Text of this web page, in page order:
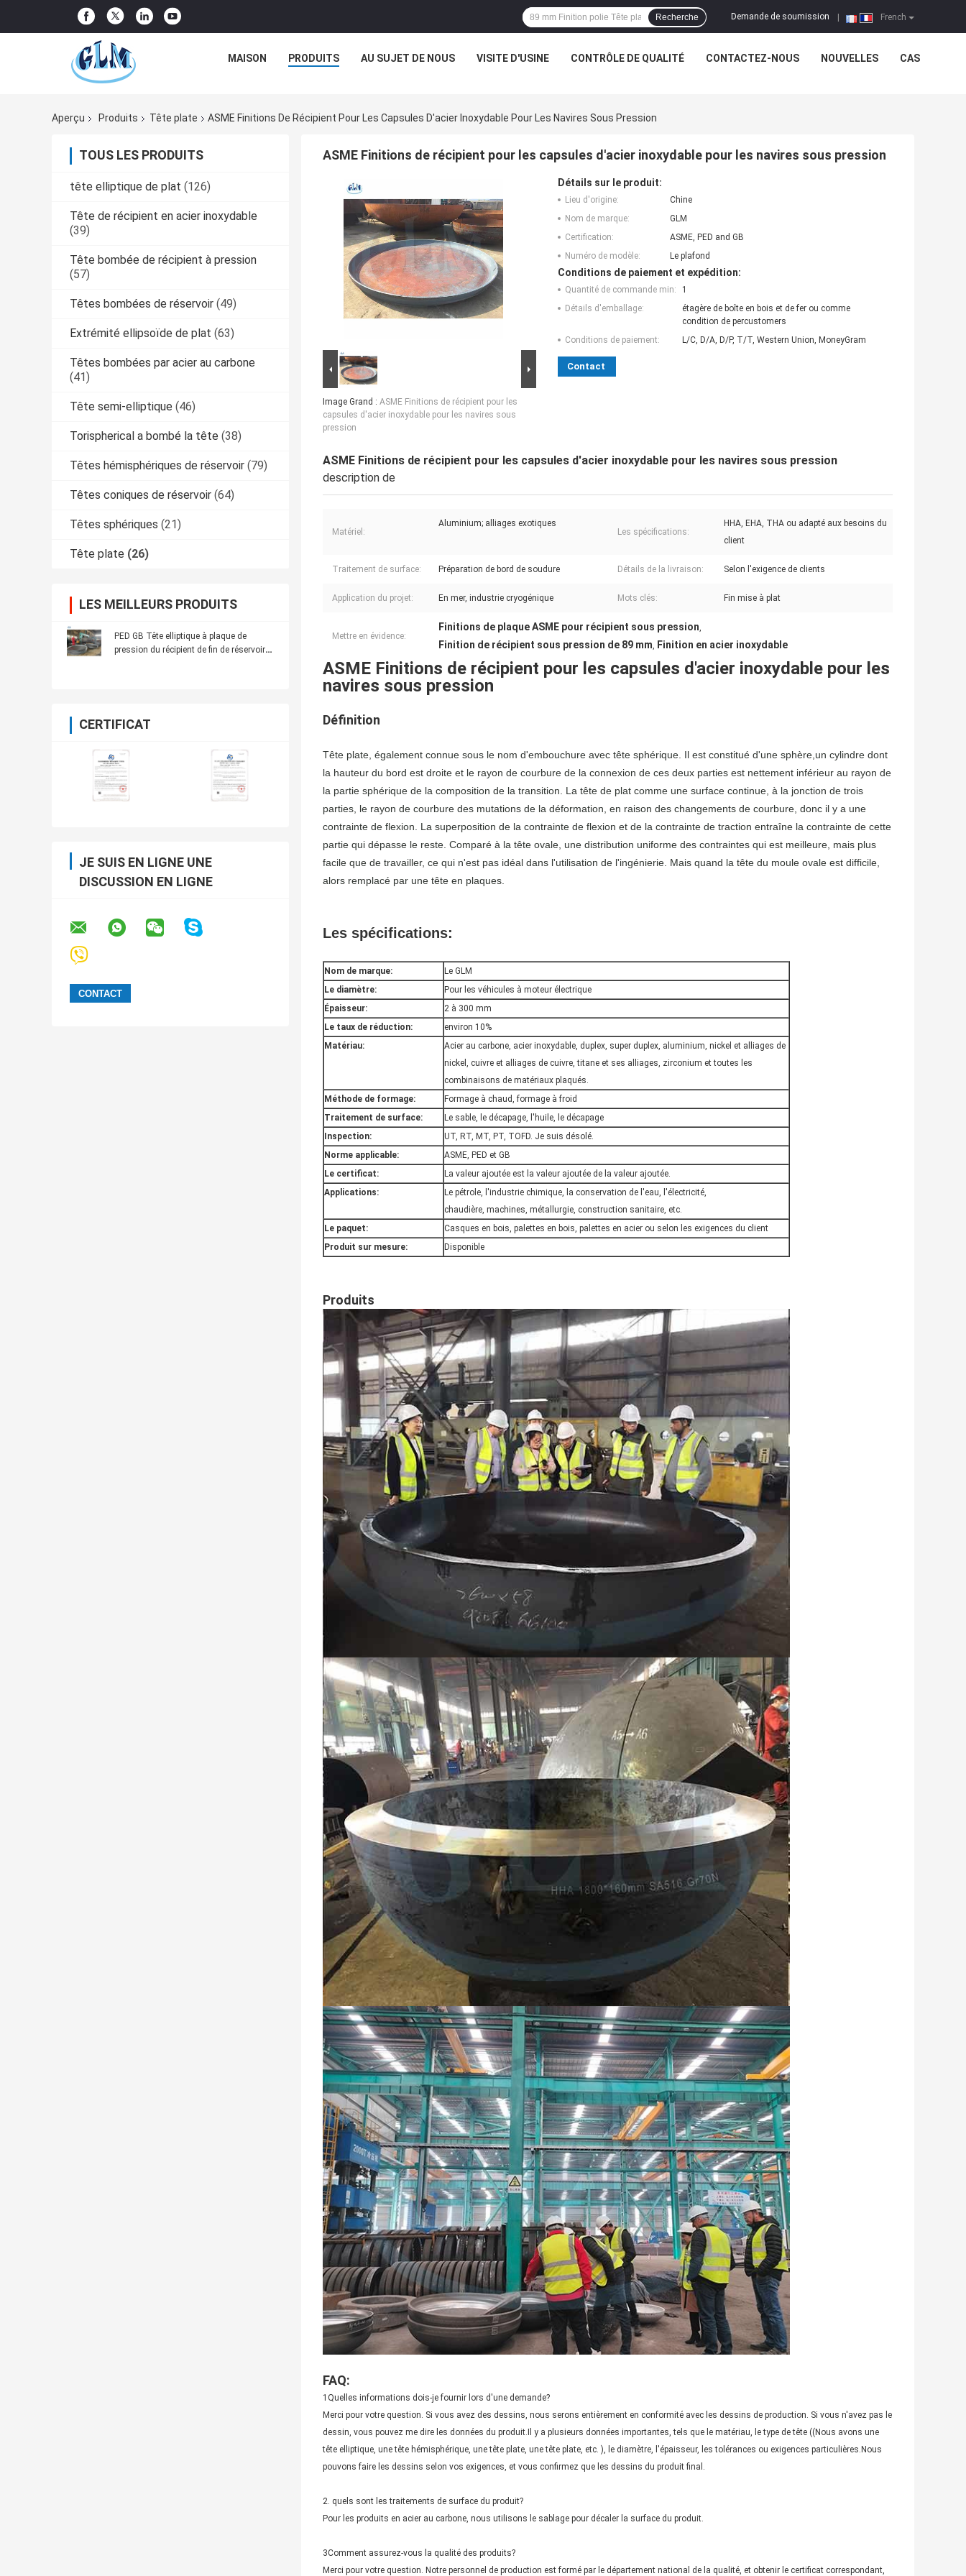
French
Demande de soumission
Recherche
MAISON PRODUITS AU SUJET DE NOUS VISITE D'USINE CONTRÔLE DE QUALITÉ CONTACTEZ-NOUS NOUVELLES CAS
Aperçu Produits Tête plate ASME Finitions De Récipient Pour Les Capsules D'acier Inoxydable Pour Les Navires Sous Pression
TOUS LES PRODUITS
tête elliptique de plat (126)
Tête de récipient en acier inoxydable
(39)
Tête bombée de récipient à pression
(57)
Têtes bombées de réservoir (49)
Extrémité ellipsoïde de plat (63)
Têtes bombées par acier au carbone
(41)
Tête semi-elliptique (46)
Torispherical a bombé la tête (38)
Têtes hémisphériques de réservoir (79)
Têtes coniques de réservoir (64)
Têtes sphériques (21)
Tête plate (26)
LES MEILLEURS PRODUITS
PED GB Tête elliptique à plaque de
pression du récipient de fin de réservoir
CERTIFICAT
JE SUIS EN LIGNE UNE
DISCUSSION EN LIGNE
ASME Finitions de récipient pour les capsules d'acier inoxydable pour les navires sous pression
Image Grand : ASME Finitions de récipient pour les
capsules d'acier inoxydable pour les navires sous
pression
Détails sur le produit:
Lieu d'origine:
Chine
Nom de marque:
GLM
Certification:
ASME, PED and GB
Numéro de modèle:
Le plafond
Conditions de paiement et expédition:
Quantité de commande min:
1
Détails d'emballage:
étagère de boîte en bois et de fer ou comme
condition de percustomers
Conditions de paiement:
L/C, D/A, D/P, T/T, Western Union, MoneyGram
Contact
ASME Finitions de récipient pour les capsules d'acier inoxydable pour les navires sous pression
description de
Matériel:
Aluminium; alliages exotiques
Les spécifications:
HHA, EHA, THA ou adapté aux besoins du
client
Traitement de surface: Préparation de bord de soudure Détails de la livraison: Selon l'exigence de clients
Application du projet: En mer, industrie cryogénique Mots clés: Fin mise à plat
Mettre en évidence:
Finitions de plaque ASME pour récipient sous pression,
Finition de récipient sous pression de 89 mm, Finition en acier inoxydable
ASME Finitions de récipient pour les capsules d'acier inoxydable pour les
navires sous pression
Définition
Tête plate, également connue sous le nom d'embouchure avec tête sphérique. Il est constitué d'une sphère,un cylindre dont
la hauteur du bord est droite et le rayon de courbure de la connexion de ces deux parties est nettement inférieur au rayon de
la partie sphérique de la composition de la transition. La tête de plat comme une surface continue, à la jonction de trois
parties, le rayon de courbure des mutations de la déformation, en raison des changements de courbure, donc il y a une
contrainte de flexion. La superposition de la contrainte de flexion et de la contrainte de traction entraîne la contrainte de cette
partie qui dépasse le reste. Comparé à la tête ovale, une distribution uniforme des contraintes qui est meilleure, mais plus
facile que de travailler, ce qui n'est pas idéal dans l'utilisation de l'ingénierie. Mais quand la tête du moule ovale est difficile,
alors remplacé par une tête en plaques.
Les spécifications:
Nom de marque:
Le GLM
Le diamètre:
Pour les véhicules à moteur électrique
Épaisseur:
2 à 300 mm
Le taux de réduction:
environ 10%
Matériau:
Acier au carbone, acier inoxydable, duplex, super duplex, aluminium, nickel et alliages de
nickel, cuivre et alliages de cuivre, titane et ses alliages, zirconium et toutes les
combinaisons de matériaux plaqués.
Méthode de formage:
Formage à chaud, formage à froid
Traitement de surface:
Le sable, le décapage, l'huile, le décapage
Inspection:
UT, RT, MT, PT, TOFD. Je suis désolé.
Norme applicable:
ASME, PED et GB
Le certificat:
La valeur ajoutée est la valeur ajoutée de la valeur ajoutée.
Applications:
Le pétrole, l'industrie chimique, la conservation de l'eau, l'électricité,
chaudière, machines, métallurgie, construction sanitaire, etc.
Le paquet:
Casques en bois, palettes en bois, palettes en acier ou selon les exigences du client
Produit sur mesure:
Disponible
Produits
FAQ:
1Quelles informations dois-je fournir lors d'une demande?
Merci pour votre question. Si vous avez des dessins, nous serons entièrement en conformité avec les dessins de production. Si vous n'avez pas le
dessin, vous pouvez me dire les données du produit.Il y a plusieurs données importantes, tels que le matériau, le type de tête ((Nous avons une
tête elliptique, une tête hémisphérique, une tête plate, une tête plate, etc. ), le diamètre, l'épaisseur, les tolérances ou exigences particulières.Nous
pouvons faire les dessins selon vos exigences, et vous confirmez que les dessins du produit final.
2. quels sont les traitements de surface du produit?
Pour les produits en acier au carbone, nous utilisons le sablage pour décaler la surface du produit.
3Comment assurez-vous la qualité des produits?
Merci pour votre question. Notre personnel de production est formé par le département national de la qualité, et obtenir le certificat correspondant,